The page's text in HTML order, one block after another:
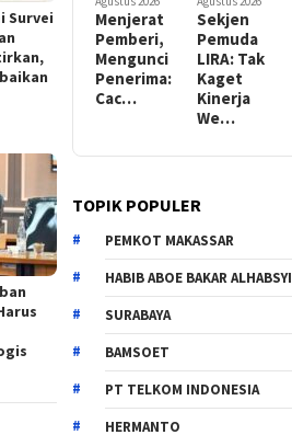
Survei
Menjerat
Pemberi,
Mengunci
Penerima:
Cac…
Sekjen
Pemuda
LIRA: Tak
Kaget
Kinerja
We…
TOPIK POPULER
PEMKOT MAKASSAR
HABIB ABOE BAKAR ALHABSYI
SURABAYA
BAMSOET
PT TELKOM INDONESIA
HERMANTO